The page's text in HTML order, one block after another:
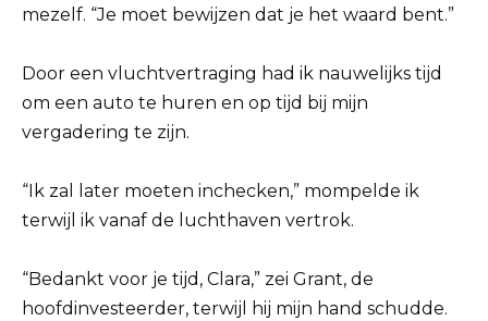
mezelf. “Je moet bewijzen dat je het waard bent.”
Door een vluchtvertraging had ik nauwelijks tijd
om een auto te huren en op tijd bij mijn
vergadering te zijn.
“Ik zal later moeten inchecken,” mompelde ik
terwijl ik vanaf de luchthaven vertrok.
“Bedankt voor je tijd, Clara,” zei Grant, de
hoofdinvesteerder, terwijl hij mijn hand schudde.